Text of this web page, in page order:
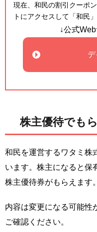
現在、和民の割引クーポ
トにアクセスして「和民
↓公式
株主優待でも
和民を運営するワタミ株
います。株主になると保
株主優待券がもらえます。
内容は変更になる可能性
ご確認ください。